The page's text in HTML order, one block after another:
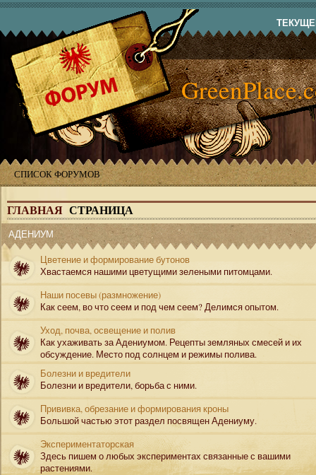
СПИСОК ФОРУМОВ
ГЛАВНАЯ СТРАНИЦА
АДЕНИУМ
Цветение и формирование бутонов
Хвастаемся нашими цветущими зелеными питомцами.
Наши посевы (размножение)
Как сеем, во что сеем и под чем сеем? Делимся опытом.
Уход, почва, освещение и полив
Как ухаживать за Адениумом. Рецепты земляных смесей и их
обсуждение. Место под солнцем и режимы полива.
Болезни и вредители
Болезни и вредители, борьба с ними.
Прививка, обрезание и формирования кроны
Большой частью этот раздел посвящен Адениуму.
Экспериментаторская
Здесь пишем о любых экспериментах связанные с вашими
растениями.